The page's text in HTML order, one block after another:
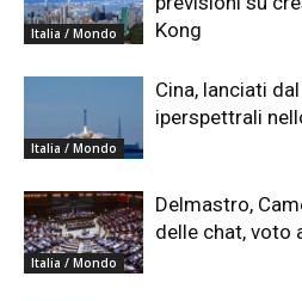
Italia / Mondo
Kong
Italia / Mondo
Cina, lanciati
iperspettrali
Italia / Mondo
Delmastro,
delle chat, voto